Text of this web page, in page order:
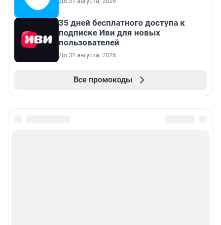
35 дней бесплатного доступа к
подписке Иви для новых
пользователей
До 31 августа, 2026
Все промокоды